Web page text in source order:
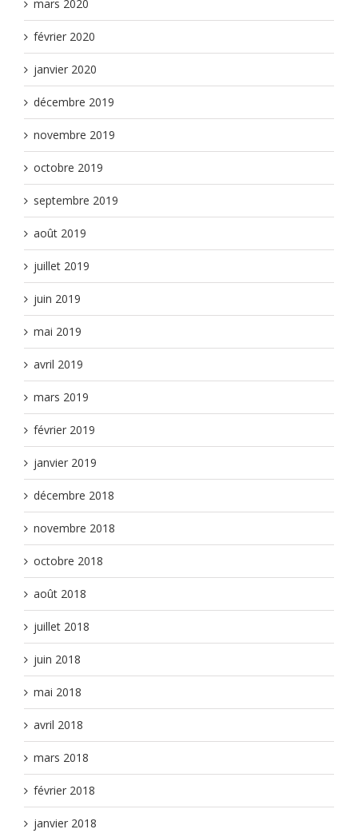
mars 2020
février 2020
janvier 2020
décembre 2019
novembre 2019
octobre 2019
septembre 2019
août 2019
juillet 2019
juin 2019
mai 2019
avril 2019
mars 2019
février 2019
janvier 2019
décembre 2018
novembre 2018
octobre 2018
août 2018
juillet 2018
juin 2018
mai 2018
avril 2018
mars 2018
février 2018
janvier 2018